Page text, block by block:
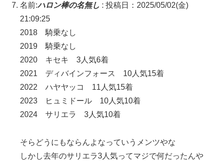
名前:ハロン棒の名無し : 投稿日：2025/05/02(金)
21:09:25
2018 騎乗なし
2019 騎乗なし
2020 キセキ 3人気6着
2021 ディバインフォース 10人気15着
2022 ハヤヤッコ 11人気15着
2023 ヒュミドール 10人気10着
2024 サリエラ 3人気10着
そらどうにもならんよなっていうメンツやな
しかし去年のサリエラ3人気ってマジで何だったんや